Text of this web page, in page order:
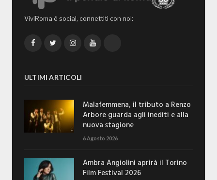
ViviRoma è social, connettiti con noi:
FacebookTwitterInstagramYouTube
ULTIMI ARTICOLI
Malafemmena, il tributo a Renzo
Arbore guarda agli inediti e alla
nuova stagione
6 Agosto 2026
Ambra Angiolini aprirà il Torino
Film Festival 2026